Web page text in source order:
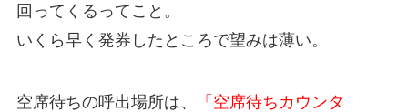
回ってくるってこと。
いくら早く発券したところで望みは薄い。
空席待ちの呼出場所は、
「空席待ちカウンタ